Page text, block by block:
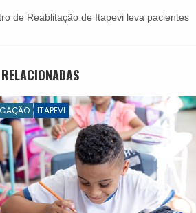
de Reablitação de Itapevi leva pacientes
RELACIONADAS
ITAPEVI